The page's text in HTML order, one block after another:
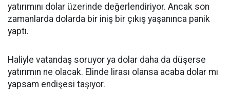
yatırımını dolar üzerinde değerlendiriyor. Ancak son
zamanlarda dolarda bir iniş bir çıkış yaşanınca panik
yaptı.
Haliyle vatandaş soruyor ya dolar daha da düşerse
yatırımın ne olacak. Elinde lirası olansa acaba dolar mı
yapsam endişesi taşıyor.